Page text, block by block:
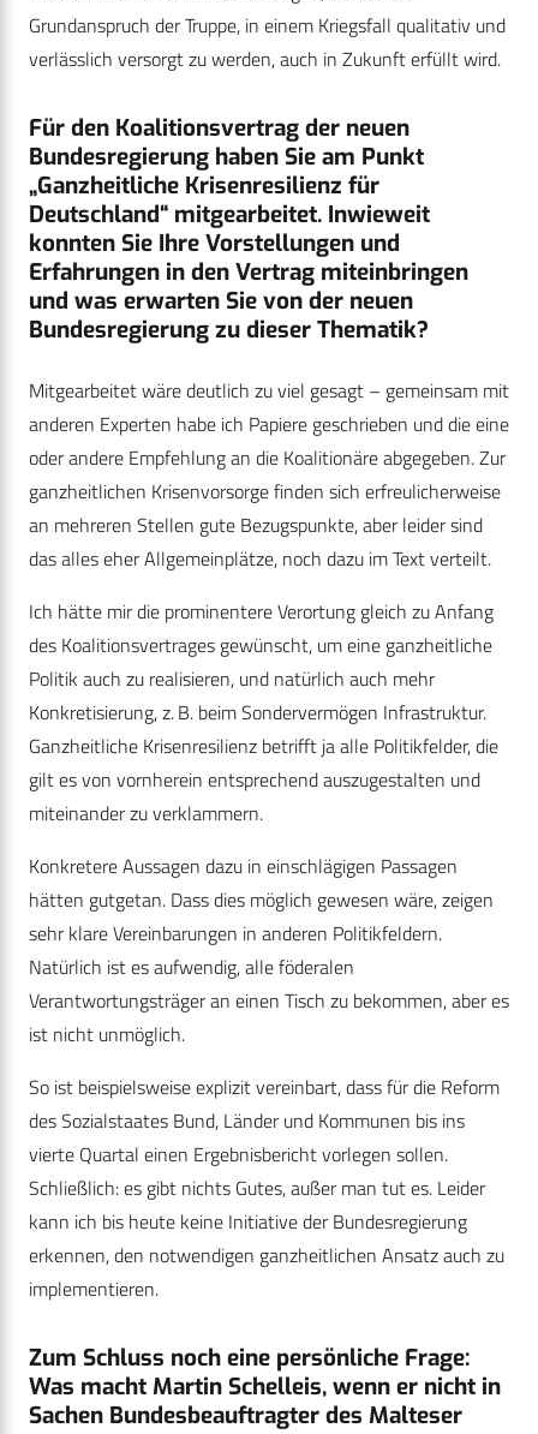
Grundanspruch der Truppe, in einem Kriegsfall qualitativ und
verlässlich versorgt zu werden, auch in Zukunft erfüllt wird.
Für den Koalitionsvertrag der neuen
Bundesregierung haben Sie am Punkt
„Ganzheitliche Krisenresilienz für
Deutschland“ mitgearbeitet. Inwieweit
konnten Sie Ihre Vorstellungen und
Erfahrungen in den Vertrag miteinbringen
und was erwarten Sie von der neuen
Bundesregierung zu dieser Thematik?
Mitgearbeitet wäre deutlich zu viel gesagt – gemeinsam mit
anderen Experten habe ich Papiere geschrieben und die eine
oder andere Empfehlung an die Koalitionäre abgegeben. Zur
ganzheitlichen Krisenvorsorge finden sich erfreulicherweise
an mehreren Stellen gute Bezugspunkte, aber leider sind
das alles eher Allgemeinplätze, noch dazu im Text verteilt.
Ich hätte mir die prominentere Verortung gleich zu Anfang
des Koalitionsvertrages gewünscht, um eine ganzheitliche
Politik auch zu realisieren, und natürlich auch mehr
Konkretisierung, z. B. beim Sondervermögen Infrastruktur.
Ganzheitliche Krisenresilienz betrifft ja alle Politikfelder, die
gilt es von vornherein entsprechend auszugestalten und
miteinander zu verklammern.
Konkretere Aussagen dazu in einschlägigen Passagen
hätten gutgetan. Dass dies möglich gewesen wäre, zeigen
sehr klare Vereinbarungen in anderen Politikfeldern.
Natürlich ist es aufwendig, alle föderalen
Verantwortungsträger an einen Tisch zu bekommen, aber es
ist nicht unmöglich.
So ist beispielsweise explizit vereinbart, dass für die Reform
des Sozialstaates Bund, Länder und Kommunen bis ins
vierte Quartal einen Ergebnisbericht vorlegen sollen.
Schließlich: es gibt nichts Gutes, außer man tut es. Leider
kann ich bis heute keine Initiative der Bundesregierung
erkennen, den notwendigen ganzheitlichen Ansatz auch zu
implementieren.
Zum Schluss noch eine persönliche Frage:
Was macht Martin Schelleis, wenn er nicht in
Sachen Bundesbeauftragter des Malteser